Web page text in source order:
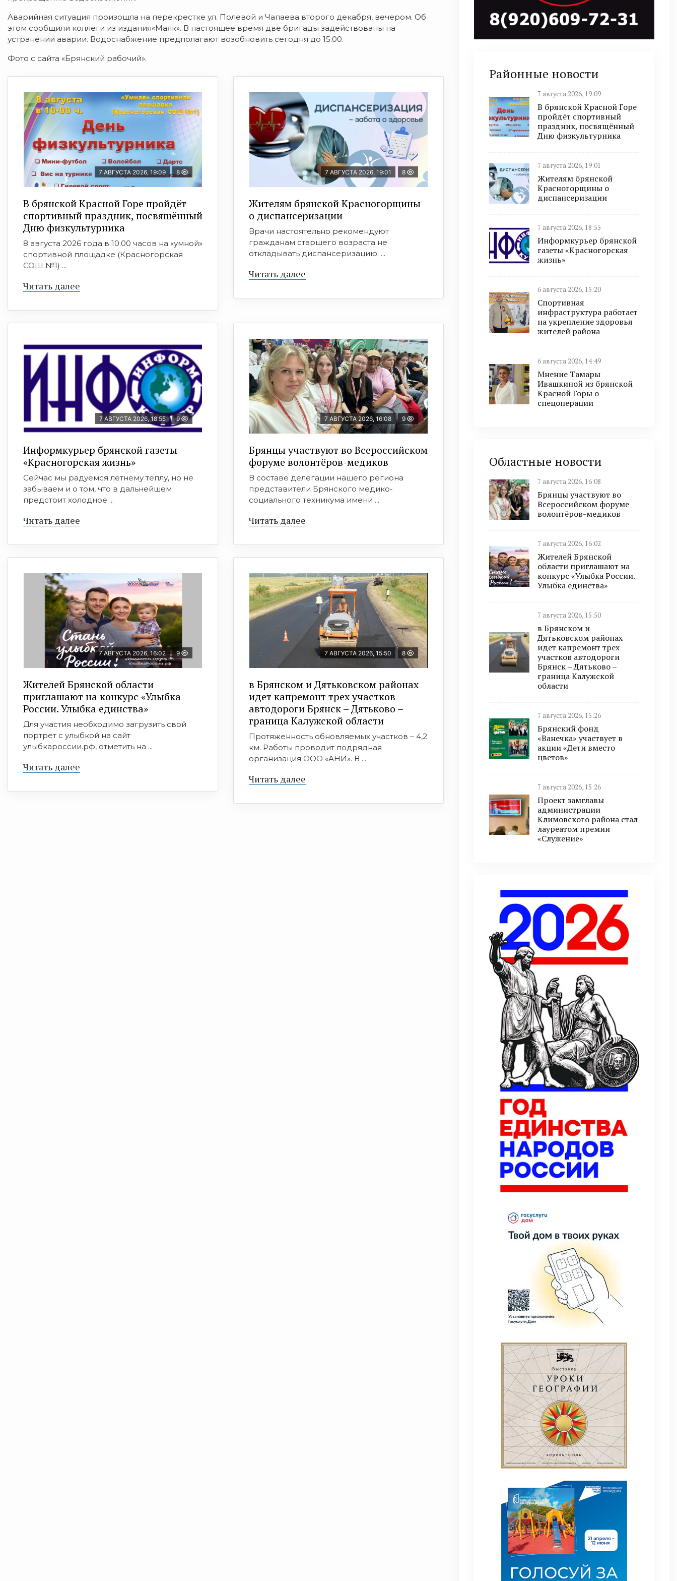
Аварийная ситуация произошла на перекрестке ул. Полевой и Чапаева второго декабря, вечером. Об
этом сообщили коллеги из издания«Маяк». В настоящее время две бригады задействованы на
устранении аварии. Водоснабжение предполагают возобновить сегодня до 15.00.
Фото с сайта «Брянский рабочий».
7 АВГУСТА 2026, 19:09 8
В брянской Красной Горе пройдёт
спортивный праздник, посвящённый
Дню физкультурника
8 августа 2026 года в 10.00 часов на «умной»
спортивной площадке (Красногорская
СОШ №1) ...
Читать далее
7 АВГУСТА 2026, 19:01 8
Жителям брянской Красногорщины
о диспансеризации
Врачи настоятельно рекомендуют
гражданам старшего возраста не
откладывать диспансеризацию. ...
Читать далее
7 АВГУСТА 2026, 18:55 9
Информкурьер брянской газеты
«Красногорская жизнь»
Сейчас мы радуемся летнему теплу, но не
забываем и о том, что в дальнейшем
предстоит холодное ...
Читать далее
7 АВГУСТА 2026, 16:08 9
Брянцы участвуют во Всероссийском
форуме волонтёров-медиков
В составе делегации нашего региона
представители Брянского медико-
социального техникума имени ...
Читать далее
7 АВГУСТА 2026, 16:02 9
Жителей Брянской области
приглашают на конкурс «Улыбка
России. Улыбка единства»
Для участия необходимо загрузить свой
портрет с улыбкой на сайт
улыбкароссии.рф, отметить на ...
Читать далее
7 АВГУСТА 2026, 15:50 8
в Брянском и Дятьковском районах
идет капремонт трех участков
автодороги Брянск – Дятьково –
граница Калужской области
Протяженность обновляемых участков – 4,2
км. Работы проводит подрядная
организация ООО «АНИ». В ...
Читать далее
Районные новости
7 августа 2026, 19:09
В брянской Красной Горе
пройдёт спортивный
праздник, посвящённый
Дню физкультурника
7 августа 2026, 19:01
Жителям брянской
Красногорщины о
диспансеризации
7 августа 2026, 18:55
Информкурьер брянской
газеты «Красногорская
жизнь»
6 августа 2026, 15:20
Спортивная
инфраструктура работает
на укрепление здоровья
жителей района
6 августа 2026, 14:49
Мнение Тамары
Ивашкиной из брянской
Красной Горы о
спецоперации
Областные новости
7 августа 2026, 16:08
Брянцы участвуют во
Всероссийском форуме
волонтёров-медиков
7 августа 2026, 16:02
Жителей Брянской
области приглашают на
конкурс «Улыбка России.
Улыбка единства»
7 августа 2026, 15:50
в Брянском и
Дятьковском районах
идет капремонт трех
участков автодороги
Брянск – Дятьково –
граница Калужской
области
7 августа 2026, 15:26
Брянский фонд
«Ванечка» участвует в
акции «Дети вместо
цветов»
7 августа 2026, 15:26
Проект замглавы
администрации
Климовского района стал
лауреатом премии
«Служение»